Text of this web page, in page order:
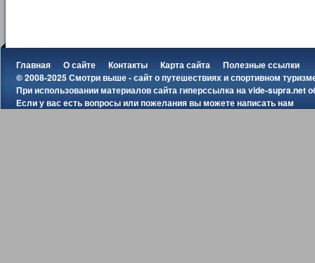
Главная О сайте Контакты Карта сайта
Полезные ссылки
© 2008-2025 Смотри выше - сайт о путешествиях и спортивном
При использовании материалов сайта гиперссылка наvide-supra.net
Если у вас есть вопросы или пожелания вы можетенаписать нам